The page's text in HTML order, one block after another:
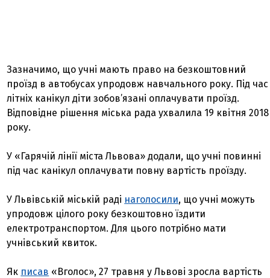
Зазначимо, що учні мають право на безкоштовний
проїзд в автобусах упродовж навчального року. Під час
літніх канікул діти зобов’язані оплачувати проїзд.
Відповідне рішення міська рада ухвалила 19 квітня 2018
року.
У «Гарячій лінії міста Львова» додали, що учні повинні
під час канікул оплачувати повну вартість проїзду.
У Львівській міській раді наголосили, що учні можуть
упродовж цілого року безкоштовно їздити
електротранспортом. Для цього потрібно мати
учнівський квиток.
Як писав «Вголос», 27 травня у Львові зросла вартість